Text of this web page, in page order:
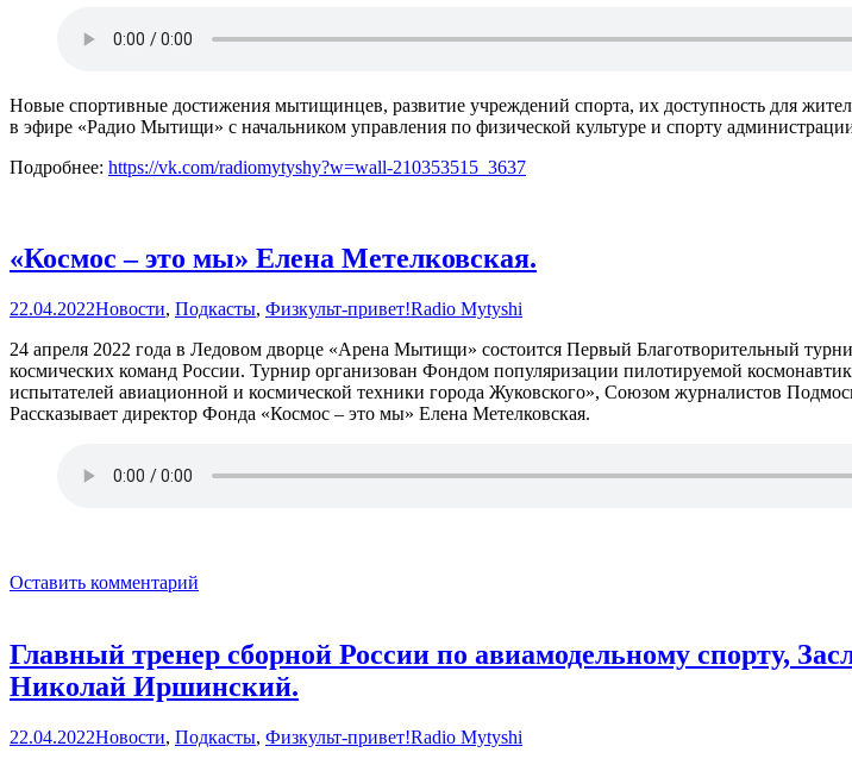
Новые спортивные достижения мытищинцев, развитие учреждений спорта, их доступность для
в эфире «Радио Мытищи» с начальником управления по физической культуре и спорту
Подробнее: https://vk.com/radiomytyshy?w=wall-210353515_3637
«Космос – это мы» Елена Метелковская.
22.04.2022Новости, Подкасты, Физкульт-привет!Radio Mytyshi
24 апреля 2022 года в Ледовом дворце «Арена Мытищи» состоится Первый Благотворительный
космических команд России. Турнир организован Фондом популяризации пилотируемой
испытателей авиационной и космической техники города Жуковского», Союзом журналистов
Рассказывает директор Фонда «Космос – это мы» Елена Метелковская.
Оставить комментарий
Главный тренер сборной России по авиамодельному спорту,
Николай Иршинский.
22.04.2022Новости, Подкасты, Физкульт-привет!Radio Mytyshi